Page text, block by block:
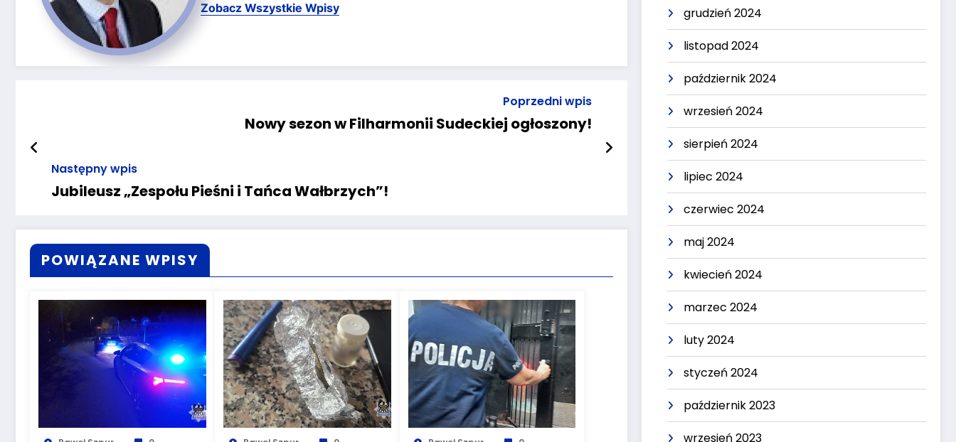
Zobacz Wszystkie Wpisy
Poprzedni wpis
Nowy sezon w Filharmonii Sudeckiej ogłoszony!
Następny wpis
Jubileusz „Zespołu Pieśni i Tańca Wałbrzych”!
POWIĄZANE WPISY
grudzień 2024
listopad 2024
październik 2024
wrzesień 2024
sierpień 2024
lipiec 2024
czerwiec 2024
maj 2024
kwiecień 2024
marzec 2024
luty 2024
styczeń 2024
październik 2023
wrzesień 2023